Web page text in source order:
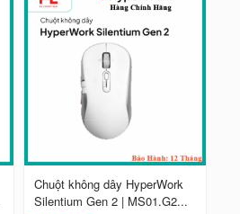
Chuột không dây HyperWork
Silentium Gen 2 | MS01.G2...